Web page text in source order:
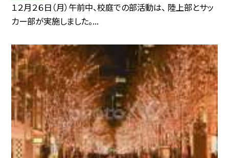
１２月２６日（月）午前中、校庭での部活動は、 陸上部とサッ
カー部が実施しました。...